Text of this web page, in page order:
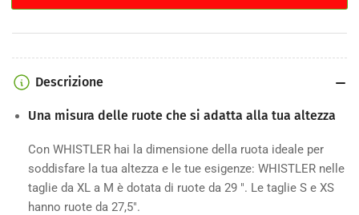
Descrizione
Una misura delle ruote che si adatta alla tua altezza
Con WHISTLER hai la dimensione della ruota ideale per
soddisfare la tua altezza e le tue esigenze: WHISTLER nelle
taglie da XL a M è dotata di ruote da 29 ". Le taglie S e XS
hanno ruote da 27,5".